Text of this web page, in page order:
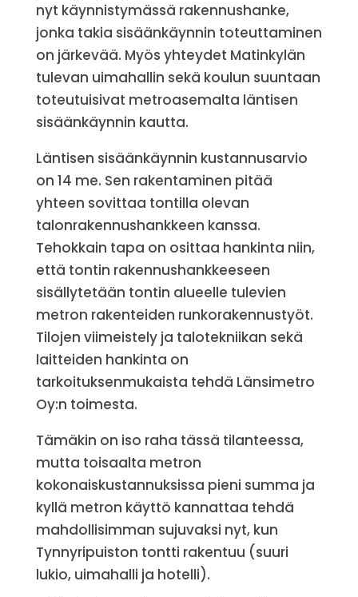
nyt käynnistymässä rakennushanke,
jonka takia sisäänkäynnin toteuttaminen
on järkevää. Myös yhteydet Matinkylän
tulevan uimahallin sekä koulun suuntaan
toteutuisivat metroasemalta läntisen
sisäänkäynnin kautta.
Läntisen sisäänkäynnin kustannusarvio
on 14 me. Sen rakentaminen pitää
yhteen sovittaa tontilla olevan
talonrakennushankkeen kanssa.
Tehokkain tapa on osittaa hankinta niin,
että tontin rakennushankkeeseen
sisällytetään tontin alueelle tulevien
metron rakenteiden runkorakennustyöt.
Tilojen viimeistely ja talotekniikan sekä
laitteiden hankinta on
tarkoituksenmukaista tehdä Länsimetro
Oy:n toimesta.
Tämäkin on iso raha tässä tilanteessa,
mutta toisaalta metron
kokonaiskustannuksissa pieni summa ja
kyllä metron käyttö kannattaa tehdä
mahdollisimman sujuvaksi nyt, kun
Tynnyripuiston tontti rakentuu (suuri
lukio, uimahalli ja hotelli).